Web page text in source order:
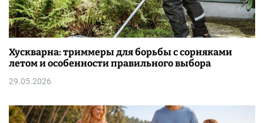
Хускварна: триммеры для борьбы с сорняками
летом и особенности правильного выбора
29.05.2026